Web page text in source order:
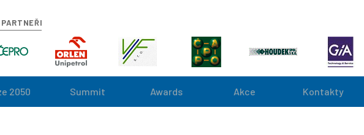
2050 Summit Awards Akce Kontakty